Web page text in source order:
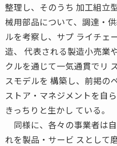
整理し、そのうち 加工組立
械用部品について、調達・
ルを考察し、サプ ライチェ
造、 代表される製造小売業
クルを通じて一気通貫でリ
スモデルを 構築し、前掲の
ストア・マネジメントを自
きっちりと生かし ている。
同様に、各々の事業者は
れを製品・サービ スとして